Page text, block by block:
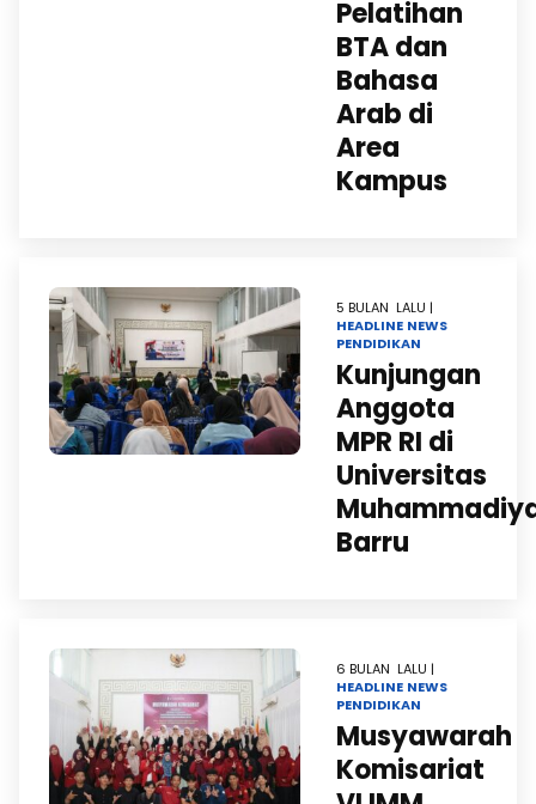
Pelatihan
BTA dan
Bahasa
Arab di
Area
Kampus
5 BULAN LALU |
HEADLINE NEWS
PENDIDIKAN
Kunjungan
Anggota
MPR RI di
Universitas
Barru
6 BULAN LALU |
HEADLINE NEWS
PENDIDIKAN
Musyawarah
Komisariat